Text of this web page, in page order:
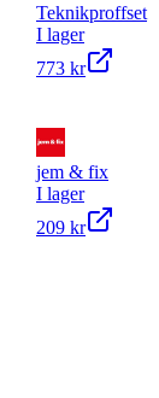
Teknikproffset
I lager
773 kr
jem & fix
I lager
209 kr